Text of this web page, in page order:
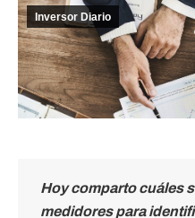
Inversor Diario
Hoy comparto cuáles
medidores para